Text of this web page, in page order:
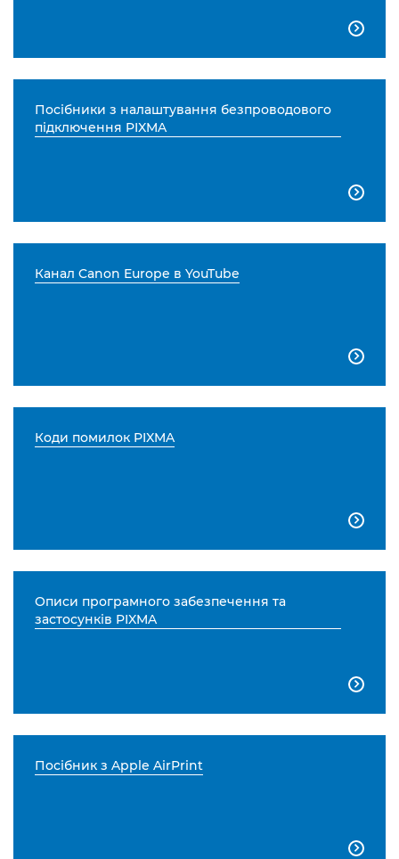

Посібники з налаштування безпроводового
підключення PIXMA

Канал Canon Europe в YouTube

Коди помилок PIXMA

Описи програмного забезпечення та
застосунків PIXMA

Посібник з Apple AirPrint
